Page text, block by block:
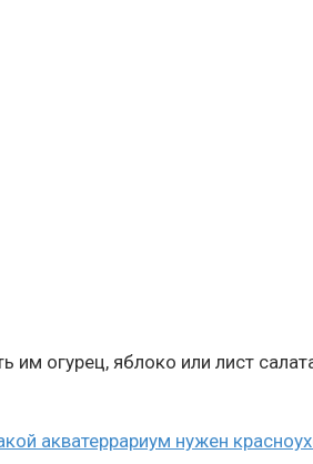
им огурец, яблоко или лист
акватеррариум нужен